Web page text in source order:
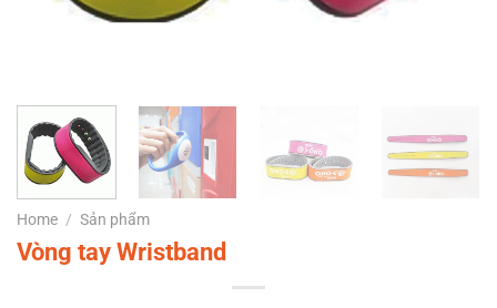
Home / Sản phẩm
Vòng tay Wristband